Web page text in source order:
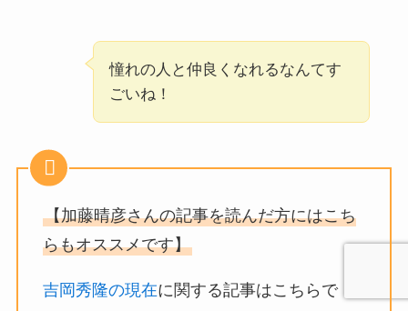
憧れの人と仲良くなれるなんてす
ごいね！
【加藤晴彦さんの記事を読んだ方にはこち
らもオススメです】
吉岡秀隆の現在に関する記事はこちらで